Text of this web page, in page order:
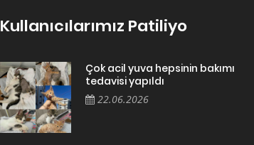
Kullanıcılarımız Patiliyo
Çok acil yuva hepsinin bakımı
tedavisi yapıldı
22.06.2026